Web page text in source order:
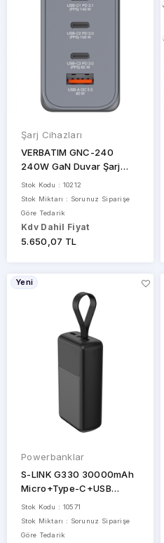
Şarj Cihazları
VERBATIM GNC-240
240W GaN Duvar Şarj
Cihazı 4-Bağlantı
Stok Kodu : 10212
Stok Miktarı : Sorunuz Siparişe
Göre Tedarik
Kdv Dahil Fiyat
5.650,07 TL
Yeni
Powerbanklar
S-LINK G330 30000mAh
Micro+Type-C+USB
PD20W+QC3.0 18W Siyah
LCD Taşınabilir Pil Şarj
Cihazı Powerbank
Stok Kodu : 10571
Stok Miktarı : Sorunuz Siparişe
Göre Tedarik